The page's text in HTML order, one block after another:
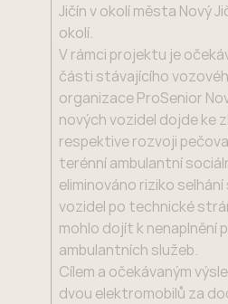
Jičín v okolí města Nový
okolí.
V rámci projektu je
části stávajícího
organizace ProSenior
nových vozidel dojde ke
respektive rozvoji
terénní ambulantní
eliminováno riziko
vozidel po technické
mohlo dojít k nenaplnění
ambulantních služeb.
Cílem a očekávaným
dvou elektromobilů za